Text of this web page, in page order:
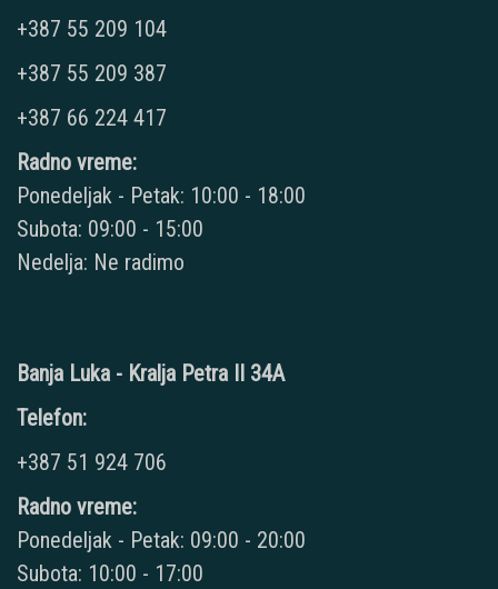
+387 55 209 104
+387 55 209 387
+387 66 224 417
Radno vreme:
Ponedeljak - Petak: 10:00 - 18:00
Subota: 09:00 - 15:00
Nedelja: Ne radimo
Banja Luka - Kralja Petra II 34A
Telefon:
+387 51 924 706
Radno vreme:
Ponedeljak - Petak: 09:00 - 20:00
Subota: 10:00 - 17:00